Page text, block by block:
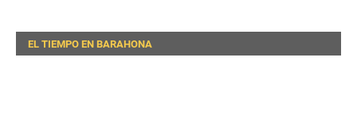
EL TIEMPO EN BARAHONA